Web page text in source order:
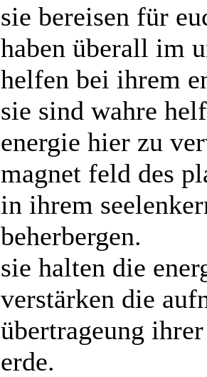
sie bereisen für
haben überall im
helfen bei ihrem
sie sind wahre
energie hier zu
magnet feld des
in ihrem
beherbergen.
sie halten die
verstärken die
übertrageung
erde.